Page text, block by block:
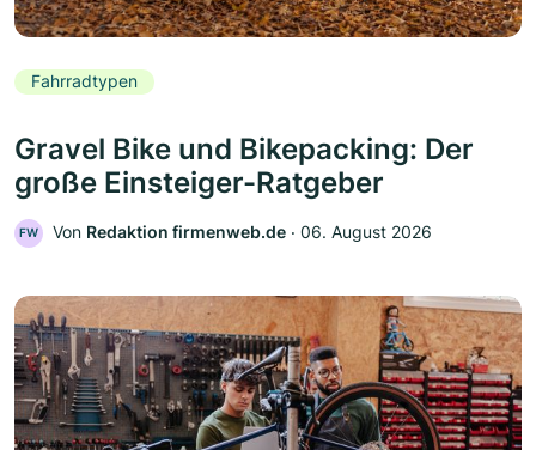
Fahrradtypen
Gravel Bike und Bikepacking: Der
große Einsteiger-Ratgeber
FW Von Redaktion firmenweb.de ‧ 06. August 2026